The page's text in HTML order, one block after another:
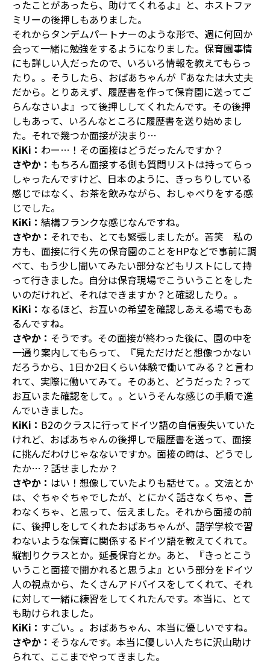
ったことがあったら、助けてくれるよ』と、ホストファ
ミリーの後押しもありました。
それからタンデムパートナーのような形で、週に何回か
会って一緒に勉強をするようになりました。保育園事情
にも詳しい人だったので、いろいろ情報を教えてもらっ
たり。。そうしたら、おばあちゃんが『あなたは大丈夫
だから。とりあえず、履歴書を作って保育園に送ってご
らんなさいよ』って後押ししてくれたんです。その後押
しもあって、いろんなところに履歴書を送り始めまし
た。それで幾つか面接が決まり…
KiKi： わー…！その面接はどうだったんですか？
さやか： もちろん面接する側も質問リストは持ってらっ
しゃったんですけど、日本のように、きっちりしている
感じではなく、お茶を飲みながら、おしゃべりをする感
じでした。
KiKi： 結構フランクな感じなんですね。
さやか： それでも、とても緊張しましたが。苦笑 私の
方も、面接に行く先の保育園のことをHPなどで事前に調
べて、もう少し聞いてみたい部分などもリストにして持
って行きました。自分は保育現場でこういうことをした
いのだけれど、それはできますか？と確認したり。。
KiKi： なるほど、お互いの希望を確認しあえる場でもあ
るんですね。
さやか： そうです。その面接が終わった後に、園の中を
一通り案内してもらって、『見ただけだと想像つかない
だろうから、1日か2日くらい体験で働いてみる？と言わ
れて、実際に働いてみて。そのあと、どうだった？って
お互いまた確認をして。。というそんな感じの手順で進
んでいきました。
KiKi： B2のクラスに行ってドイツ語の自信喪失いていた
けれど、おばあちゃんの後押しで履歴書を送って、面接
に挑んだわけじゃなないですか。面接の時は、どうでし
たか…？話せましたか？
さやか： はい！想像していたよりも話せて。。文法とか
は、ぐちゃぐちゃでしたが、とにかく話さなくちゃ、言
わなくちゃ、と思って、伝えました。それから面接の前
に、後押しをしてくれたおばあちゃんが、語学学校で習
わないような保育に関係するドイツ語を教えてくれて。
縦割りクラスとか。延長保育とか。あと、『きっとこう
いうこと面接で聞かれると思うよ』という部分をドイツ
人の視点から、たくさんアドバイスをしてくれて、それ
に対して一緒に練習をしてくれたんです。本当に、とて
も助けられました。
KiKi： すごい。。おばあちゃん、本当に優しいですね。
さやか： そうなんです。本当に優しい人たちに沢山助け
られて、ここまでやってきました。